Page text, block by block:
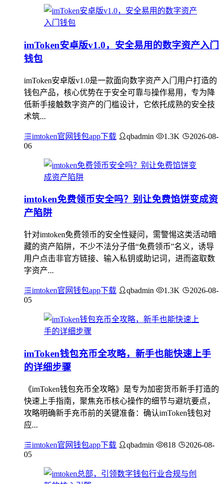
imToken安卓版v1.0，安全易用的数字资产入门
钱包
imToken安卓版v1.0是一款面向数字资产入门用户打造的
钱包产品，核心优势在于安全可靠与操作易用，专为降
低新手接触数字资产的门槛设计，它依托成熟的安全技
术筑...
imtoken官网钱包app下载 qbadmin 1.3K
2026-08-
06
imtoken免费领币安全吗？别让免费馅饼变成资
产陷阱
针对imtoken免费领币的安全性疑问，需警惕这类活动暗
藏的资产陷阱，不少不法分子借“免费领币”名义，诱导
用户点击非官方链接、输入私钥或助记词，进而盗取数
字资产...
imtoken官网钱包app下载 qbadmin 1.3K
2026-08-
05
imToken钱包充币全攻略，新手也能快速上手
的详细步骤
《imToken钱包充币全攻略》是专为加密货币新手打造的
快速上手指南，聚焦充币核心操作的细节与避坑要点，
攻略明确新手充币前的关键准备：确认imToken钱包对
应...
imtoken官网钱包app下载 qbadmin 818
2026-08-
05